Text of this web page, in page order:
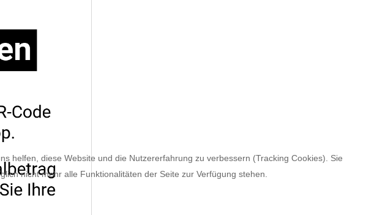
helfen, diese Website und die Nutzererfahrung zu verbessern (Tracking Cookies). Sie
nicht mehr alle Funktionalitäten der Seite zur Verfügung stehen.